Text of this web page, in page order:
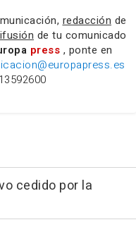
redacción de
de tu comunicado
press , ponte en
cedido por la